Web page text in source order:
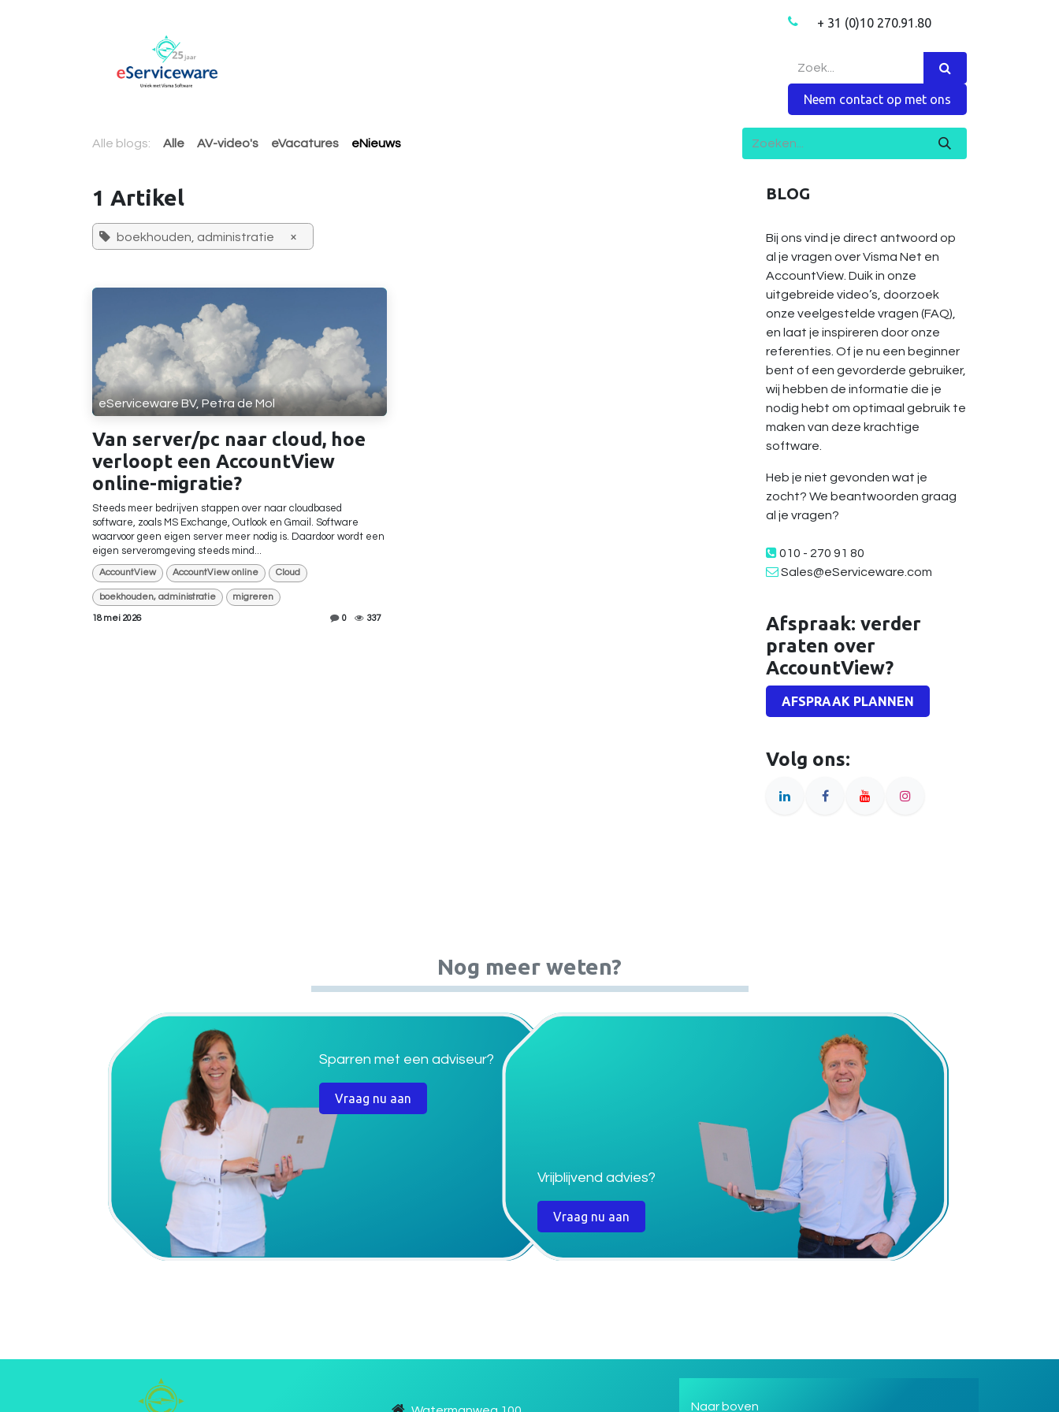
Contact Shop
+ 31 (0)10 270.91.80
Neem contact op met ons
Alle blogs: Alle AV-video's eVacatures eNieuws
1 Artikel
boekhouden, administratie ×
eServiceware BV, Petra de Mol
Van server/pc naar cloud, hoe
verloopt een AccountView
online-migratie?
Steeds meer bedrijven stappen over naar cloudbased
software, zoals MS Exchange, Outlook en Gmail. Software
waarvoor geen eigen server meer nodig is. Daardoor wordt een
eigen serveromgeving steeds mind...
AccountView AccountView online Cloud
boekhouden, administratie migreren
18 mei 2026 0 337
BLOG
Bij ons vind je direct antwoord op
al je vragen over Visma Net en
AccountView. Duik in onze
uitgebreide video’s, doorzoek
onze veelgestelde vragen (FAQ),
en laat je inspireren door onze
referenties. Of je nu een beginner
bent of een gevorderde gebruiker,
wij hebben de informatie die je
nodig hebt om optimaal gebruik te
maken van deze krachtige
software.
Heb je niet gevonden wat je
zocht? We beantwoorden graag
al je vragen?
010 - 270 91 80
Sales@eServiceware.com
Afspraak: verder
praten over
AccountView?
AFSPRAAK PLANNEN
Volg ons:
Nog meer weten?
​Sparren met een adviseur?
Vraag nu aan
Vrijblijvend advies?
Vraag nu aan
Naar boven